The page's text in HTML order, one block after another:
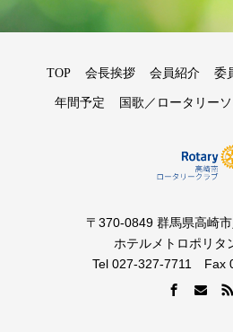
TOP 会長挨拶 会員紹介 委
年間予定 国歌／ロータリー
〒370-0849 群馬県高崎
ホテルメトロポリタ
Tel 027-327-7711 Fax